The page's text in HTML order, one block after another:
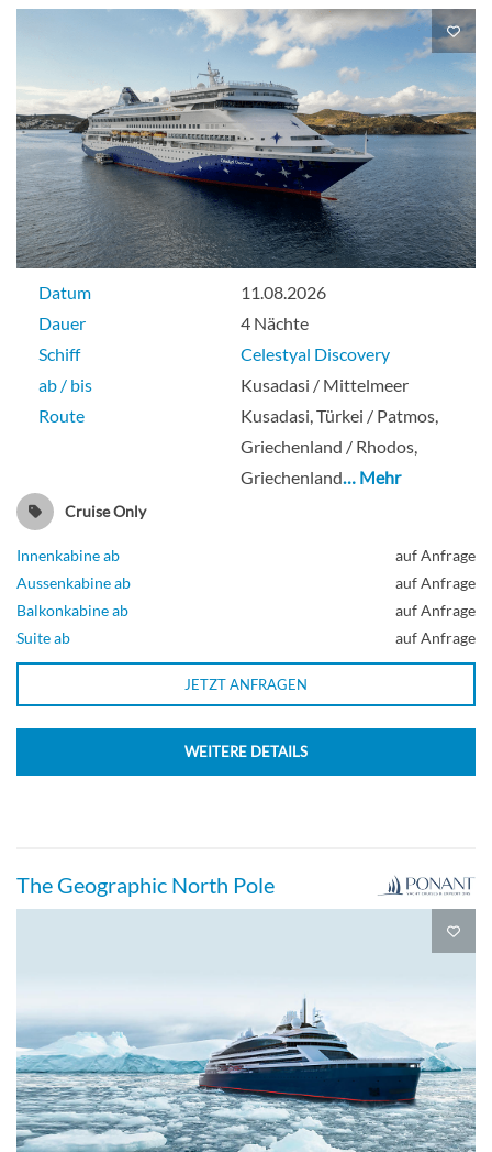
Datum
11.08.2026
Dauer
4 Nächte
Schiff
Celestyal Discovery
ab / bis
Kusadasi / Mittelmeer
Route
Kusadasi, Türkei / Patmos,
Griechenland / Rhodos,
Griechenland… Mehr
Cruise Only
Innenkabine ab
auf Anfrage
Aussenkabine ab
auf Anfrage
Balkonkabine ab
auf Anfrage
Suite ab
auf Anfrage
JETZT ANFRAGEN
WEITERE DETAILS
The Geographic North Pole